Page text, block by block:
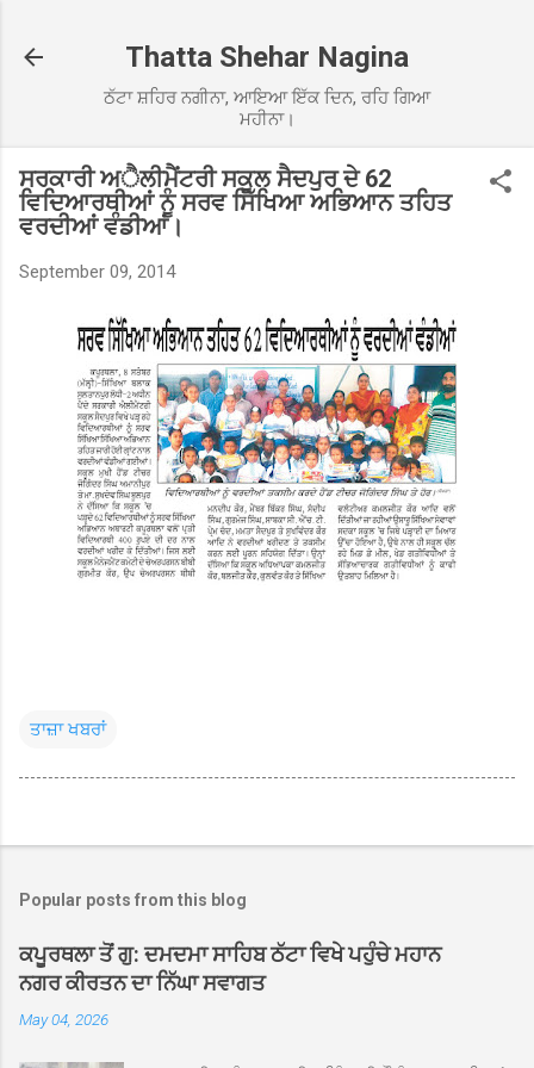
Thatta Shehar Nagina
ਠੱਟਾ ਸ਼ਹਿਰ ਨਗੀਨਾ, ਆਇਆ ਇੱਕ ਦਿਨ, ਰਹਿ ਗਿਆ
ਮਹੀਨਾ।
ਸਰਕਾਰੀ ਅੈਲੀਮੈਂਟਰੀ ਸਕੂਲ ਸੈਦਪੁਰ ਦੇ 62
ਵਿਦਿਆਰਥੀਆਂ ਨੂੰ ਸਰਵ ਸਿੱਖਿਆ ਅਭਿਆਨ ਤਹਿਤ
ਵਰਦੀਆਂ ਵੰਡੀਆਂ।
September 09, 2014
ਤਾਜ਼ਾ ਖਬਰਾਂ
Popular posts from this blog
ਕਪੂਰਥਲਾ ਤੋਂ ਗੁ: ਦਮਦਮਾ ਸਾਹਿਬ ਠੱਟਾ ਵਿਖੇ ਪਹੁੰਚੇ ਮਹਾਨ
ਨਗਰ ਕੀਰਤਨ ਦਾ ਨਿੱਘਾ ਸਵਾਗਤ
May 04, 2026